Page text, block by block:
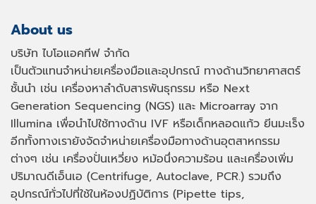
About us
บริษัท ไบโอแอคทีฟ จำกัด
เป็นตัวแทนจำหน่ายเครื่องมือและอุปกรณ์ ทางด้านวิทยาศาสตร์
ชั้นนำ เช่น เครื่องหาลำดับสารพันธุกรรม หรือ Next
Generation Sequencing (NGS) และ Microarray จาก
Illumina เพื่อนำไปใช้ทางด้าน IVF หรือเด็กหลอดแก้ว ยีนมะเร็ง
อีกทั้งทางเรายังจัดจำหน่ายเครื่องมือทางด้านอุตสาหกรรม
ต่างๆ เช่น เครื่องปั่นเหวี่ยง หม้อนึ่งความร้อน และเครื่องเพิ่ม
ปริมาณดีเอ็นเอ (Centrifuge, Autoclave, PCR.) รวมถึง
อุปกรณ์ทั่วไปที่ใช้ในห้องปฏิบัติการ (Pipette tips,